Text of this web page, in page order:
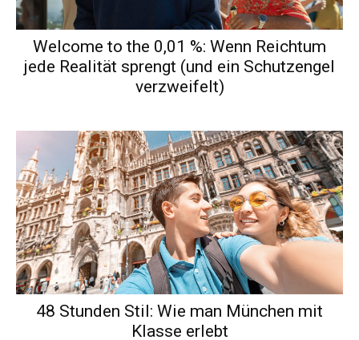
Welcome to the 0,01 %: Wenn Reichtum
jede Realität sprengt (und ein Schutzengel
verzweifelt)
48 Stunden Stil: Wie man München mit
Klasse erlebt